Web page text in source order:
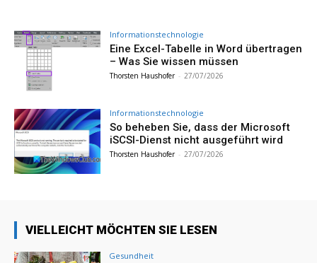
Informationstechnologie
Eine Excel-Tabelle in Word übertragen
– Was Sie wissen müssen
Thorsten Haushofer - 27/07/2026
Informationstechnologie
So beheben Sie, dass der Microsoft
iSCSI-Dienst nicht ausgeführt wird
Thorsten Haushofer - 27/07/2026
VIELLEICHT MÖCHTEN SIE LESEN
Gesundheit